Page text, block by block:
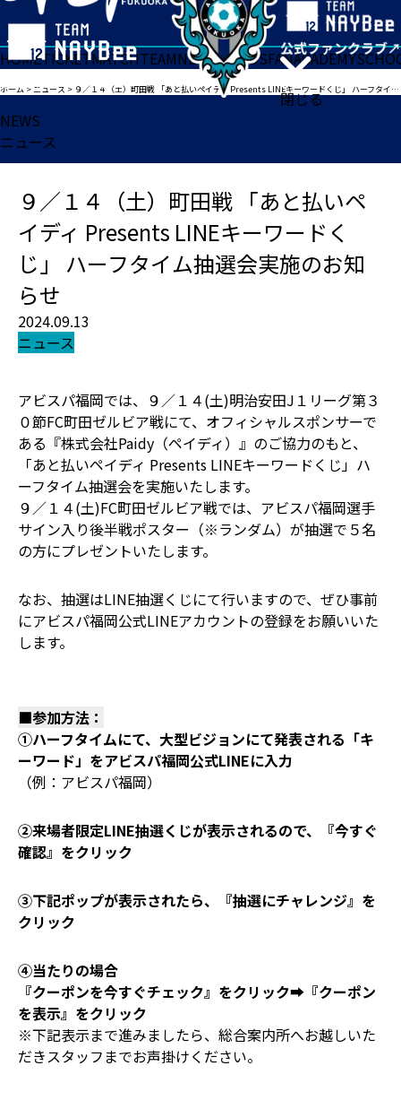
閉じる
HOMETICKETMATCHTEAMNEWSGOODSFANACADEMY
ホーム >ニュース > ９／１４（土）町田戦 「あと払いペイディ Presents LINEキーワードくじ」 ハーフタイム抽選会実施のお知らせ
NEWS
ニュース
９／１４（土）町田戦 「あと払いペ
イディ Presents LINEキーワードく
じ」 ハーフタイム抽選会実施のお知
らせ
2024.09.13
ニュース
アビスパ福岡では、９／１４(土)明治安田J１リーグ第３
０節FC町田ゼルビア戦にて、オフィシャルスポンサーで
ある『株式会社Paidy（ペイディ）』のご協力のもと、
「あと払いペイディ Presents LINEキーワードくじ」ハ
ーフタイム抽選会を実施いたします。
９／１４(土)FC町田ゼルビア戦では、アビスパ福岡選手
サイン入り後半戦ポスター（※ランダム）が抽選で５名
の方にプレゼントいたします。
なお、抽選はLINE抽選くじにて行いますので、ぜひ事前
にアビスパ福岡公式LINEアカウントの登録をお願いいた
します。
■参加方法：
①ハーフタイムにて、大型ビジョンにて発表される「キ
ーワード」をアビスパ福岡公式LINEに入力
（例：アビスパ福岡）
②来場者限定LINE抽選くじが表示されるので、『今すぐ
確認』をクリック
③下記ポップが表示されたら、『抽選にチャレンジ』を
クリック
④当たりの場合
『クーポンを今すぐチェック』をクリック➡『クーポン
を表示』をクリック
※下記表示まで進みましたら、総合案内所へお越しいた
だきスタッフまでお声掛けください。